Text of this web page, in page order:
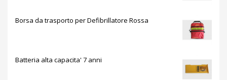
Borsa da trasporto per Defibrillatore Rossa
Batteria alta capacita' 7 anni